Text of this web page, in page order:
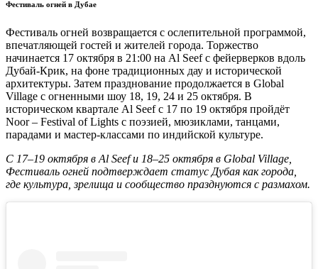
Фестиваль огней в Дубае
Фестиваль огней возвращается с ослепительной программой,
впечатляющей гостей и жителей города. Торжество
начинается 17 октября в 21:00 на Al Seef с фейерверков вдоль
Дубай-Крик, на фоне традиционных дау и исторической
архитектуры. Затем празднование продолжается в Global
Village с огненными шоу 18, 19, 24 и 25 октября. В
историческом квартале Al Seef с 17 по 19 октября пройдёт
Noor – Festival of Lights с поэзией, мюзиклами, танцами,
парадами и мастер-классами по индийской культуре.
С 17–19 октября в Al Seef и 18–25 октября в Global Village,
Фестиваль огней подтверждает статус Дубая как города,
где культура, зрелища и сообщество празднуются с размахом.